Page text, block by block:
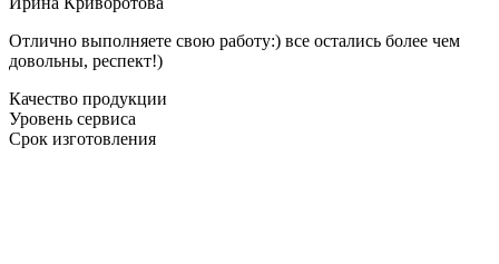
Отлично выполняете свою работу:) все остались более чем
довольны, респект!)
Качество продукции
Уровень сервиса
Срок изготовления